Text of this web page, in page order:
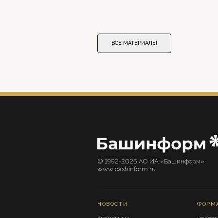
ВСЕ МАТЕРИАЛЫ
© 1992-2026 АО ИА «Башинформ».
www.bashinform.ru
НОВОСТИ